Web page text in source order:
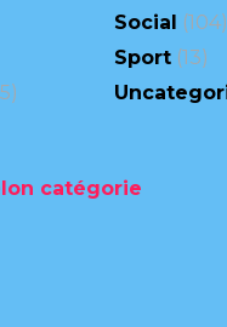
Social (104)
Sport (13)
catégorie